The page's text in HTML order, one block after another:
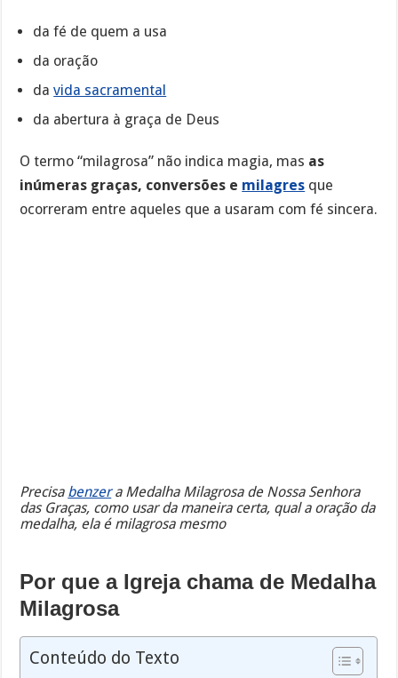
da fé de quem a usa
da oração
davida sacramental
da abertura à graça de Deus
O termo “milagrosa” não indica magia, mas as
inúmeras graças, conversões e milagres que
ocorreram entre aqueles que a usaram com fé sincera.
Precisa benzera Medalha Milagrosa de Nossa Senhora
das Graças, como usar da maneira certa, qual a oração da
medalha, ela é milagrosa mesmo
Por que a Igreja chama de Medalha
Milagrosa
Conteúdo do Texto